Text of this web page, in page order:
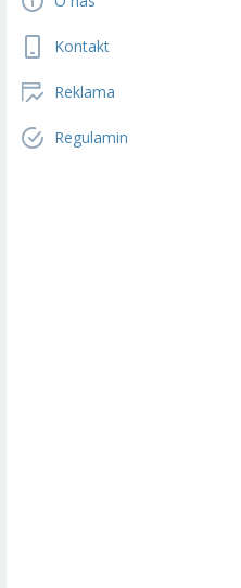
Kontakt
Reklama
Regulamin